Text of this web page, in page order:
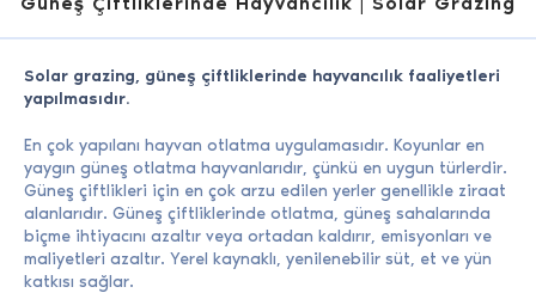
Solar grazing, güneş çiftliklerinde hayvancılık faaliyetleri
yapılmasıdır.
En çok yapılanı hayvan otlatma uygulamasıdır. Koyunlar en
yaygın güneş otlatma hayvanlarıdır, çünkü en uygun türlerdir.
Güneş çiftlikleri için en çok arzu edilen yerler genellikle ziraat
alanlarıdır. Güneş çiftliklerinde otlatma, güneş sahalarında
biçme ihtiyacını azaltır veya ortadan kaldırır, emisyonları ve
maliyetleri azaltır. Yerel kaynaklı, yenilenebilir süt, et ve yün
katkısı sağlar.